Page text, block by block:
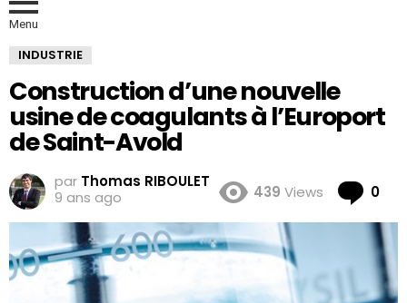
Menu
INDUSTRIE
Construction d’une nouvelle
usine de coagulants à l’Europort
de Saint-Avold
par Thomas RIBOULET
9 ans ago
439 Views 0